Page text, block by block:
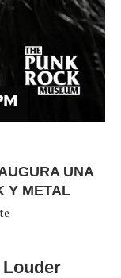
UNA
Y METAL